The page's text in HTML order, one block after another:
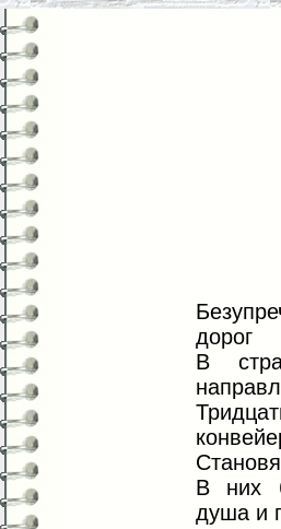
дорог
В
В них
душа и